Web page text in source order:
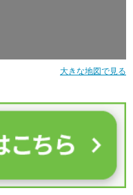
大きな地図で見る